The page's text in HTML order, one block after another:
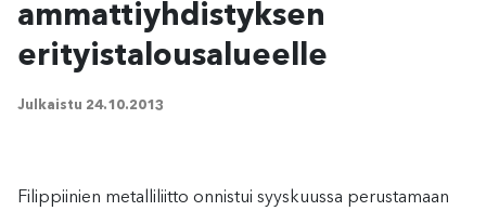
ammattiyhdistyksen
erityistalousalueelle
Julkaistu 24.10.2013
Filippiinien metalliliitto onnistui syyskuussa perustamaan